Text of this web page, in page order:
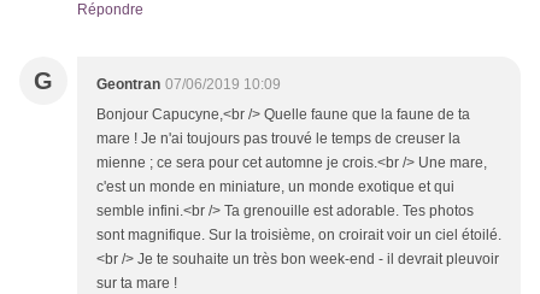
Répondre
G Geontran 07/06/2019 10:09
Bonjour Capucyne,<br /> Quelle faune que la faune de ta
mare ! Je n'ai toujours pas trouvé le temps de creuser la
mienne ; ce sera pour cet automne je crois.<br /> Une mare,
c'est un monde en miniature, un monde exotique et qui
semble infini.<br /> Ta grenouille est adorable. Tes photos
sont magnifique. Sur la troisième, on croirait voir un ciel étoilé.
<br /> Je te souhaite un très bon week-end - il devrait pleuvoir
sur ta mare !